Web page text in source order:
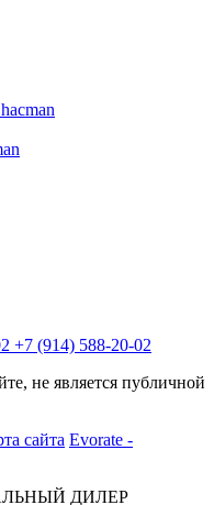
+7 (914) 588-20-02
не является публичной
сайта Evorate -
ДИЛЕР